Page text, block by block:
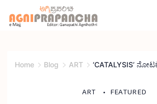
Home Blog ART ‘CATALYSIS’
ART FEATURED